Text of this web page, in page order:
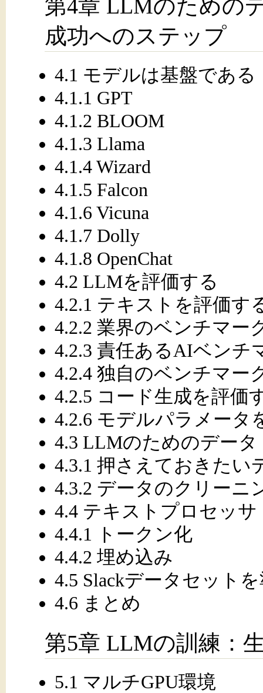
第4章 LLMのための
成功へのステップ
4.1 モデルは基盤である
4.1.1 GPT
4.1.2 BLOOM
4.1.3 Llama
4.1.4 Wizard
4.1.5 Falcon
4.1.6 Vicuna
4.1.7 Dolly
4.1.8 OpenChat
4.2 LLMを評価する
4.2.1 テキストを評価す
4.2.2 業界のベンチマー
4.2.3 責任あるAIベンチ
4.2.4 独自のベンチマー
4.2.5 コード生成を評価
4.2.6 モデルパラメータ
4.3 LLMのためのデータ
4.3.1 押さえておきたい
4.3.2 データのクリーニ
4.4 テキストプロセッサ
4.4.1 トークン化
4.4.2 埋め込み
4.5 Slackデータセット
4.6 まとめ
第5章 LLMの訓練：
5.1 マルチGPU環境